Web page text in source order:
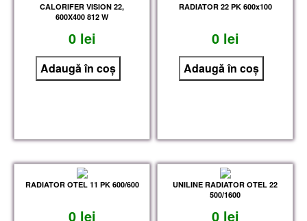
CALORIFER VISION 22,
600X400 812 W
0 lei
RADIATOR 22 PK 600x100
0 lei
RADIATOR OTEL 11 PK 600/600
0 lei
UNILINE RADIATOR OTEL 22
500/1600
0 lei